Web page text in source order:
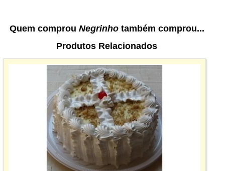
Quem comprou Negrinhotambém comprou...
Produtos Relacionados